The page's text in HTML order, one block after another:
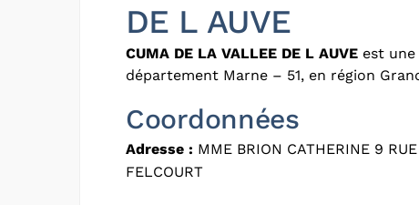
DE L AUVE
CUMA DE LA VALLEE DE L AUVE est
département Marne – 51, en région
Coordonnées
Adresse : MME BRION CATHERINE 9
FELCOURT